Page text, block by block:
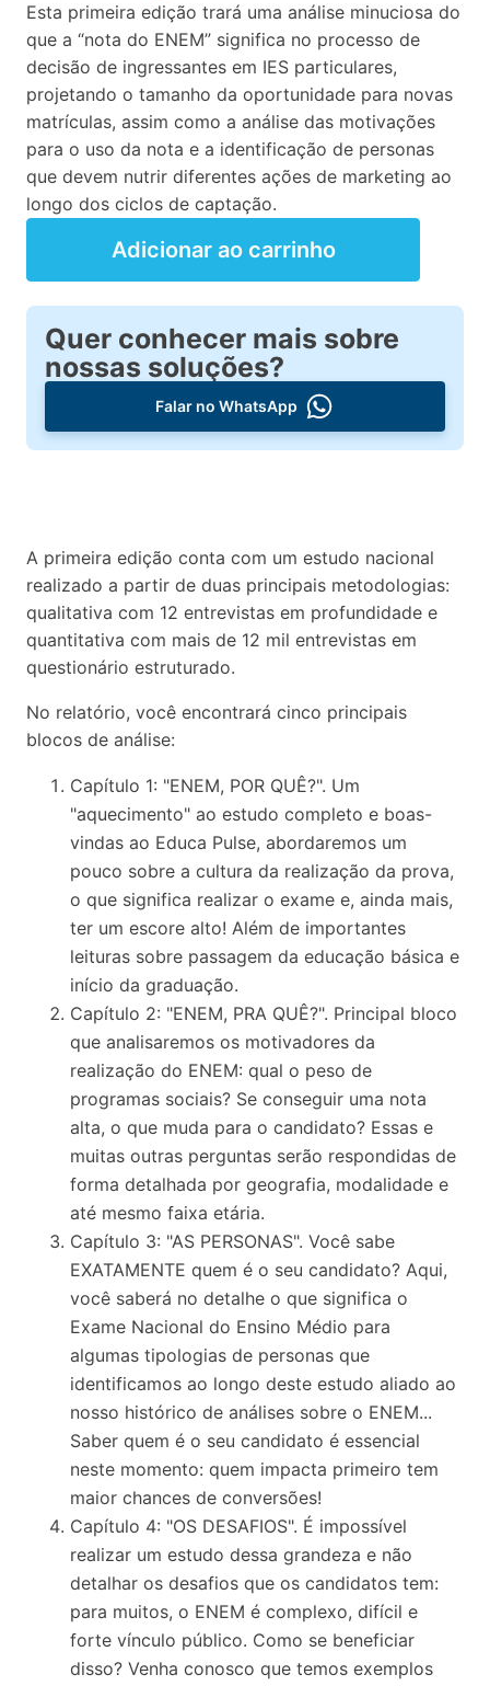
Esta primeira edição trará uma análise minuciosa do
que a “nota do ENEM” significa no processo de
decisão de ingressantes em IES particulares,
projetando o tamanho da oportunidade para novas
matrículas, assim como a análise das motivações
para o uso da nota e a identificação de personas
que devem nutrir diferentes ações de marketing ao
longo dos ciclos de captação.
que
e
quê?
quantidade
Adicionar ao carrinho
Quer conhecer mais sobre
nossas soluções?
Falar no WhatsApp
A primeira edição conta com um estudo nacional
realizado a partir de duas principais metodologias:
qualitativa com 12 entrevistas em profundidade e
quantitativa com mais de 12 mil entrevistas em
questionário estruturado.
No relatório, você encontrará cinco principais
blocos de análise:
Capítulo 1: "ENEM, POR QUÊ?". Um
"aquecimento" ao estudo completo e boas-
vindas ao Educa Pulse, abordaremos um
pouco sobre a cultura da realização da prova,
o que significa realizar o exame e, ainda mais,
ter um escore alto! Além de importantes
leituras sobre passagem da educação básica e
início da graduação.
Capítulo 2: "ENEM, PRA QUÊ?". Principal bloco
que analisaremos os motivadores da
realização do ENEM: qual o peso de
programas sociais? Se conseguir uma nota
alta, o que muda para o candidato? Essas e
muitas outras perguntas serão respondidas de
forma detalhada por geografia, modalidade e
até mesmo faixa etária.
Capítulo 3: "AS PERSONAS". Você sabe
EXATAMENTE quem é o seu candidato? Aqui,
você saberá no detalhe o que significa o
Exame Nacional do Ensino Médio para
algumas tipologias de personas que
identificamos ao longo deste estudo aliado ao
nosso histórico de análises sobre o ENEM...
Saber quem é o seu candidato é essencial
neste momento: quem impacta primeiro tem
maior chances de conversões!
Capítulo 4: "OS DESAFIOS". É impossível
realizar um estudo dessa grandeza e não
detalhar os desafios que os candidatos tem:
para muitos, o ENEM é complexo, difícil e
forte vínculo público. Como se beneficiar
disso? Venha conosco que temos exemplos